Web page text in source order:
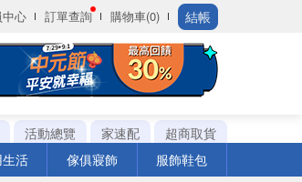
心 訂單查詢 購物車(0) 結帳
活動總覽 家速配
超商取貨
生活 傢俱寢飾 服飾鞋包